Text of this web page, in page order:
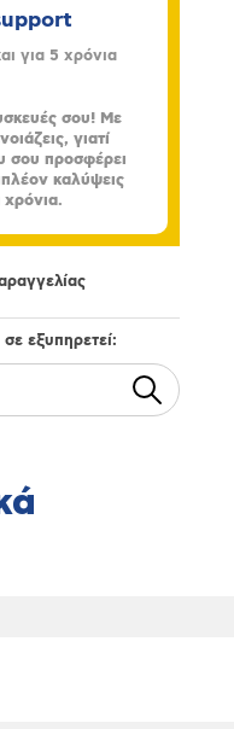
για 5 χρόνια
σου! Με
γιατί
σου προσφέρει
καλύψεις
εξυπηρετεί: